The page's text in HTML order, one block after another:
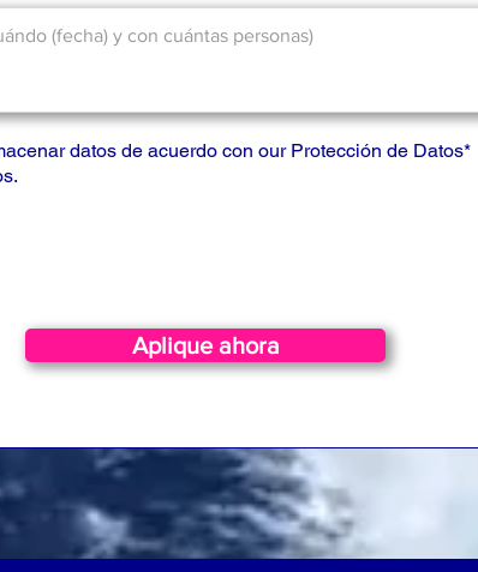
datos de acuerdo con our Protección de Datos*
Aplique ahora